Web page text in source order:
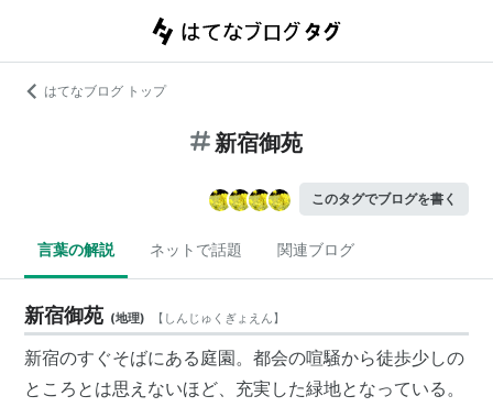
はてなブログ トップ
新宿御苑
このタグでブログを書く
言葉の解説 ネットで話題 関連ブログ
新宿御苑 (地理) 【 しんじゅくぎょえん】
新宿のすぐそばにある庭園。都会の喧騒から徒歩少しの
ところとは思えないほど、充実した緑地となっている。